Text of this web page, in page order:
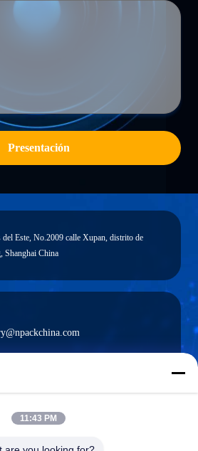
Presentación
del Este, No.2009 calle Xupan, distrito de
Shanghai China
21-66035560
11:43 PM